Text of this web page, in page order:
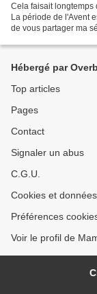
Cela faisait longtemps
La période de l'Avent
de vous partager ma
Hébergé par
Top articles
Pages
Contact
Signaler un abus
C.G.U.
Cookies et
Préférences
Voir le profil de